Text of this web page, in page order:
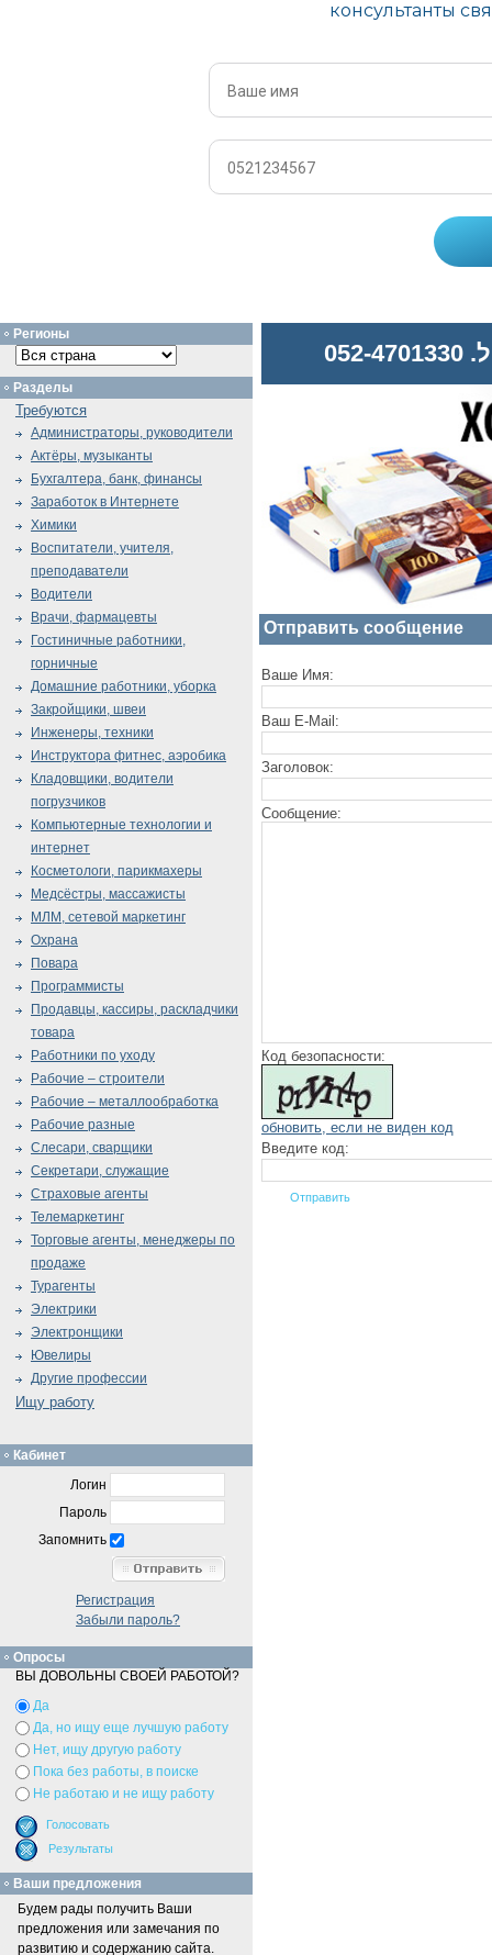
Отправить сообщение
Ваше Имя:
Ваш E-Mail:
Заголовок:
Сообщение:
Код безопасности:
обновить, если не виден код
Введите код:
Регионы
Разделы
Требуются
Администраторы, руководители
Актёры, музыканты
Бухгалтера, банк, финансы
Заработок в Интернете
Химики
Воспитатели, учителя,
преподаватели
Водители
Врачи, фармацевты
Гостиничные работники,
горничные
Домашние работники, уборка
Закройщики, швеи
Инженеры, техники
Инструктора фитнес, аэробика
Кладовщики, водители
погрузчиков
Компьютерные технологии и
интернет
Косметологи, парикмахеры
Медсёстры, массажисты
МЛМ, сетевой маркетинг
Охрана
Повара
Программисты
Продавцы, кассиры, раскладчики
товара
Работники по уходу
Рабочие – строители
Рабочие – металлообработка
Рабочие разные
Слесари, сварщики
Секретари, служащие
Страховые агенты
Телемаркетинг
Торговые агенты, менеджеры по
продаже
Турагенты
Электрики
Электронщики
Ювелиры
Другие профессии
Ищу работу
Кабинет
Логин
Пароль
Запомнить
Регистрация
Забыли пароль?
Опросы
ВЫ ДОВОЛЬНЫ СВОЕЙ РАБОТОЙ?
Да
Да, но ищу еще лучшую работу
Нет, ищу другую работу
Пока без работы, в поиске
Не работаю и не ищу работу
Ваши предложения
Будем рады получить Ваши
предложения или замечания по
развитию и содержанию сайта.